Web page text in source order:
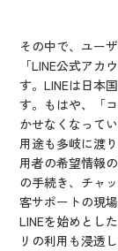
その中で、ユー
「LINE公式アカ
す。LINEは日本
す。もはや、「
かせなくなって
用途も多岐に渡
用者の希望情報
の手続き、チャ
客サポートの現
LINEを始めとし
リの利用も浸透